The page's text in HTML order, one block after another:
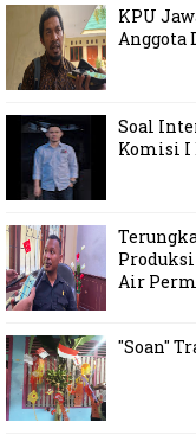
KPU
Anggota
Soal
Komisi
Air
"Soan"